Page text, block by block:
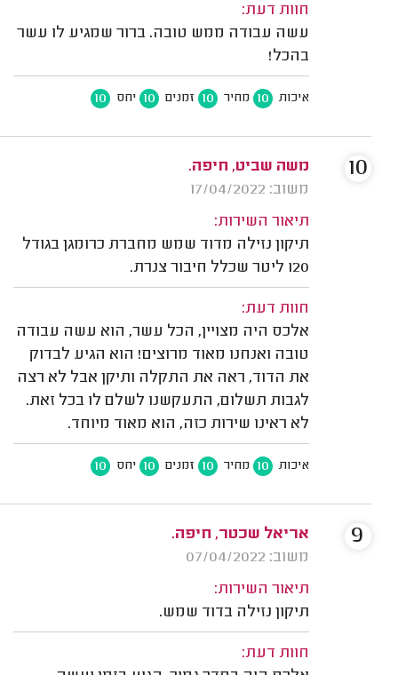
חוות דעת:
עשה עבודה ממש טובה. ברור שמגיע לו עשר
בהכל!
איכות 10 מחיר 10 זמנים 10 יחס 10
משה שביט, חיפה.
משוב: 17/04/2022
תיאור השירות:
תיקון נזילה מדוד שמש מחברת כרומגן בגודל
120 ליטר שכלל חיבור צנרת.
חוות דעת:
אלכס היה מצויין, הכל עשר, הוא עשה עבודה
טובה ואנחנו מאוד מרוצים! הוא הגיע לבדוק
את הדוד, ראה את התקלה ותיקן אבל לא רצה
לגבות תשלום, התעקשנו לשלם לו בכל זאת.
לא ראינו שירות כזה, הוא מאוד מיוחד.
איכות 10 מחיר 10 זמנים 10 יחס 10
10
אריאל שכטר, חיפה.
משוב: 07/04/2022
תיאור השירות:
תיקון נזילה בדוד שמש.
חוות דעת:
9